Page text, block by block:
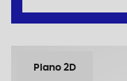
Plano 2D